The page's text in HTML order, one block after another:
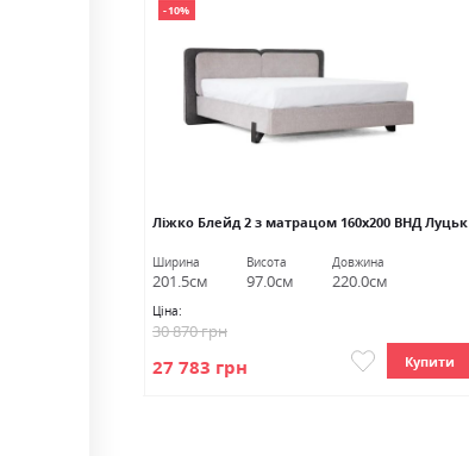
-10%
Ліжко Блейд 2 з матрацом 160х200 ВНД Луцьк
Ширина
201.5см
Висота
97.0см
Довжина
220.0см
Ціна:
27 783 грн
30 870 грн
Купити